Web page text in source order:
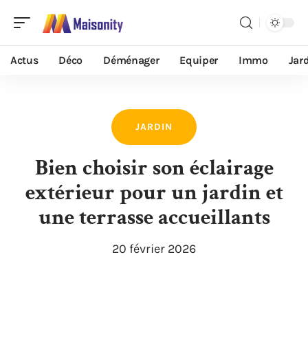
Actus Déco Déménager Equiper Immo
JARDIN
Bien choisir son éclairage
extérieur pour un jardin et
une terrasse accueillants
20 février 2026